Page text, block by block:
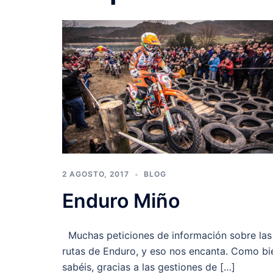
2 AGOSTO, 2017 BLOG
Enduro Miño
Muchas peticiones de información sobre las
rutas de Enduro, y eso nos encanta. Como
sabéis, gracias a las gestiones de […]